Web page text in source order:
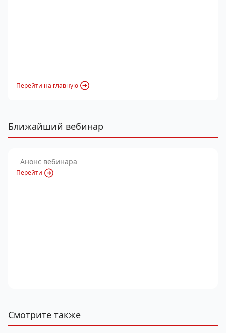
Перейти на главную
Ближайший вебинар
Анонс вебинара
Перейти
Смотрите также